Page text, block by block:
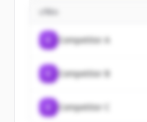
Competitor A
Competitor B
Competitor C